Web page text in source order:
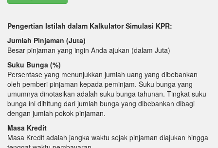
Pengertian Istilah dalam Kalkulator Simulasi KPR:
Jumlah Pinjaman (Juta)
Besar pinjaman yang ingin Anda ajukan (dalam Juta)
Suku Bunga (%)
Persentase yang menunjukkan jumlah uang yang dibebankan
oleh pemberi pinjaman kepada peminjam. Suku bunga yang
umumnya dinotasikan adalah suku bunga tahunan. Tingkat suku
bunga ini dihitung dari jumlah bunga yang dibebankan dibagi
dengan jumlah pokok pinjaman.
Masa Kredit
Masa Kredit adalah jangka waktu sejak pinjaman diajukan hingga